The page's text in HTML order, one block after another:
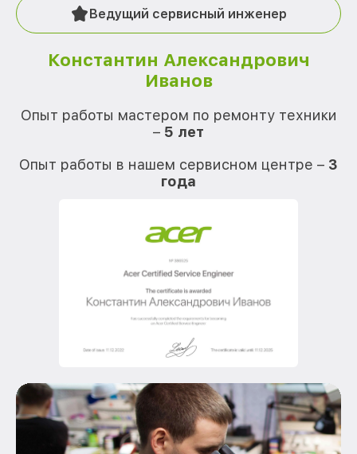
Ведущий сервисный инженер
Константин Александрович
Иванов
Опыт работы мастером по ремонту техники
– 5 лет
Опыт работы в нашем сервисном центре – 3
года